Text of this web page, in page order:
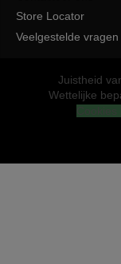
Store Locator
Veelgestelde vragen
Juistheid
Wettelijke